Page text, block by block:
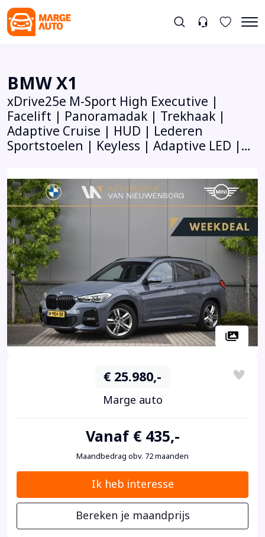
BMW X1
xDrive25e M-Sport High Executive |
Facelift | Panoramadak | Trekhaak |
Adaptive Cruise | HUD | Lederen
Sportstoelen | Keyless | Adaptive LED |
€ 25.980,-
Marge auto
Vanaf € 435,-
Maandbedrag obv. 72 maanden
Ik heb interesse
Bereken je maandprijs